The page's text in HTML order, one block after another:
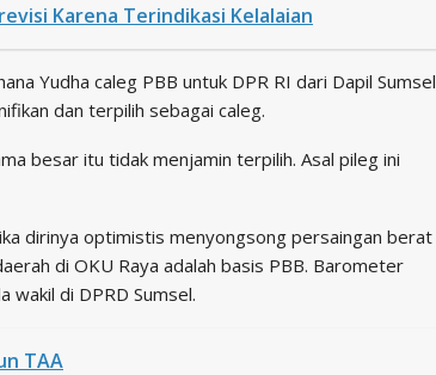
Karena Terindikasi Kelalaian
Yudha caleg PBB untuk DPR RI dari Dapil Sumsel
dan terpilih sebagai caleg.
besar itu tidak menjamin terpilih. Asal pileg ini
dirinya optimistis menyongsong persaingan berat
di OKU Raya adalah basis PBB. Barometer
wakil di DPRD Sumsel.
TAA